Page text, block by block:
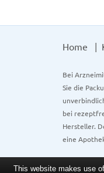
Home
Bei
Sie die
bei
Hersteller.
eine
This website makes use